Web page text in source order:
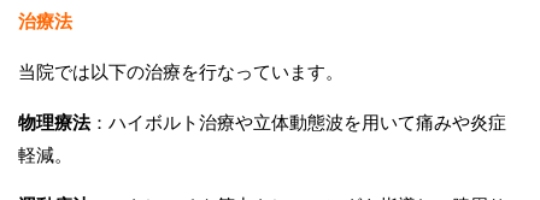
治療法
当院では以下の治療を行なっています。
物理療法：ハイボルト治療や立体動態波を用いて痛みや炎症
軽減。